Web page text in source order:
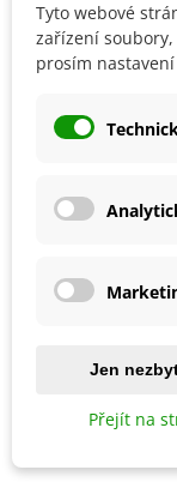
1 ks
204 Kč
Tyto webové
zařízení
prosím
Jen
Přejít na